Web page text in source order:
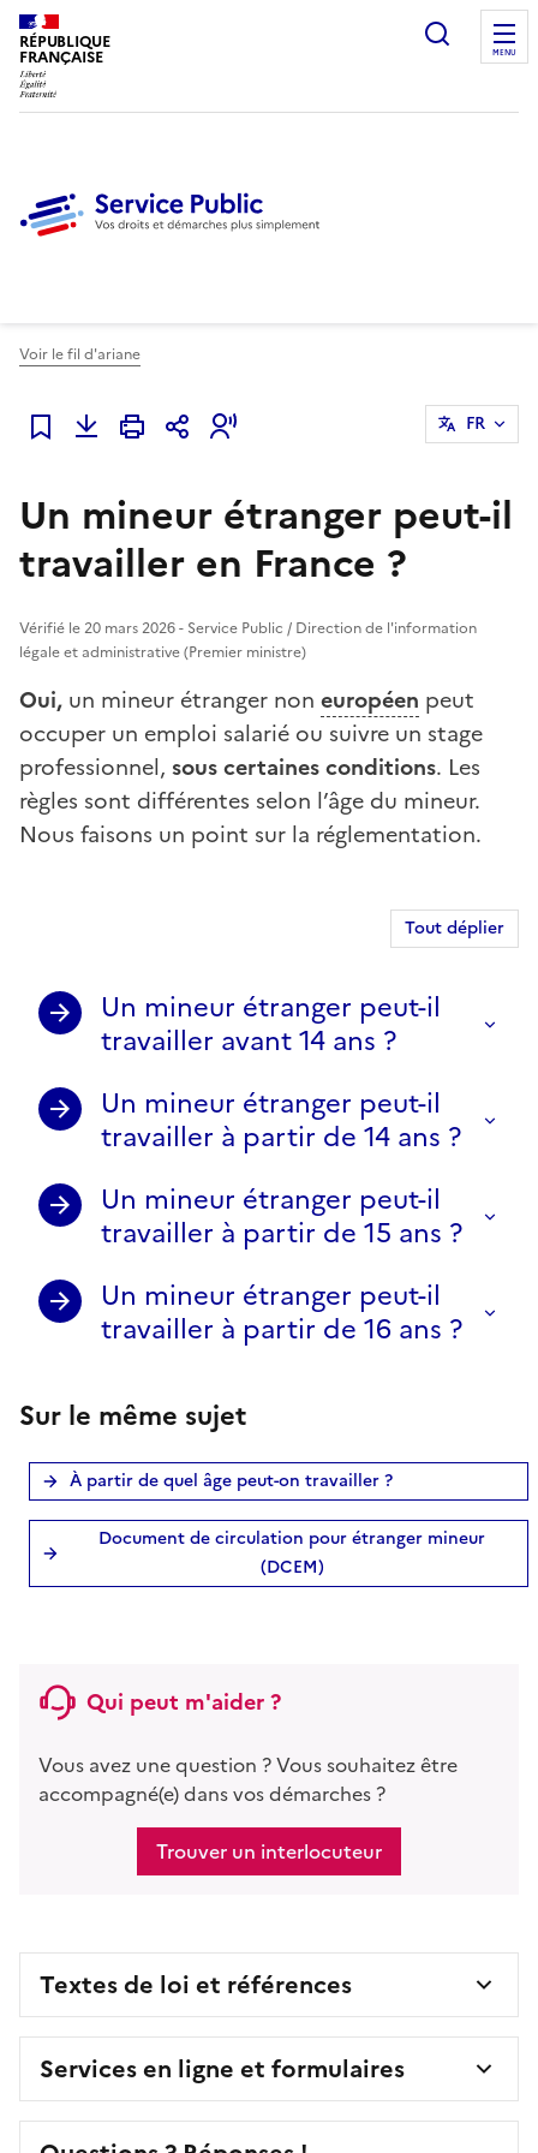
RÉPUBLIQUE
FRANÇAISE
Ouvrir
MENU
Voir le fil d'ariane
Ajouter à mes favoris
FR
Un mineur étranger peut-il
travailler en France ?
Vérifié le 20 mars 2026 - Service Public / Direction de l'information
légale et administrative (Premier ministre)
Oui, un mineur étranger non européen peut
occuper un emploi salarié ou suivre un stage
professionnel, sous certaines conditions. Les
règles sont différentes selon l’âge du mineur.
Nous faisons un point sur la réglementation.
Tout déplier
Un mineur étranger peut-il
travailler avant 14 ans ?
Un mineur étranger peut-il
travailler à partir de 14 ans ?
Un mineur étranger peut-il
travailler à partir de 15 ans ?
Un mineur étranger peut-il
travailler à partir de 16 ans ?
Sur le même sujet
À partir de quel âge peut-on travailler ?
Document de circulation pour étranger mineur
(DCEM)
Qui peut m'aider ?
Vous avez une question ? Vous souhaitez être
accompagné(e) dans vos démarches ?
Trouver un interlocuteur
Textes de loi et références
Services en ligne et formulaires